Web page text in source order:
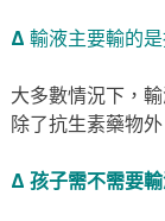
Δ 輸液主要輸的是
大多數情況下，
除了抗生素藥物
Δ 孩子需不需要